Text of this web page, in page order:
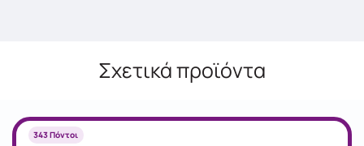
Σχετικά προϊόντα
343 Πόντοι